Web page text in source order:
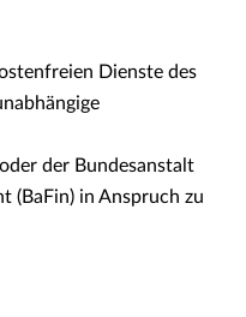
Dienste des
der Bundesanstalt
(BaFin) in Anspruch zu